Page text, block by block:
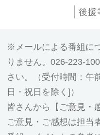
後援
メールによる番組に
りません。026-223-
さい。（受付時間：午
日・祝日を除く]）
皆さんから【 ご意見・
ご意見・ご感想は担当